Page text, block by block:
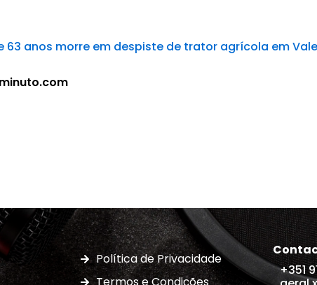
63 anos morre em despiste de trator agrícola em
Política de Privacidade
+351